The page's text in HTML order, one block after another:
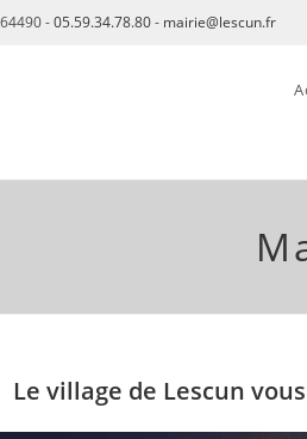
-05.59.34.78.80- mairie@lescun.fr
Le village de Lescun